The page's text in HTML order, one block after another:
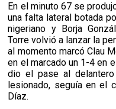
En el minuto 67 se
una falta lateral botada
nigeriano y Borja
Torre volvió a lanzar la
al momento marcó Clau
en el marcado un 1-4 en
dio el pase al delantero
lesionado, seguía en el
Díaz.